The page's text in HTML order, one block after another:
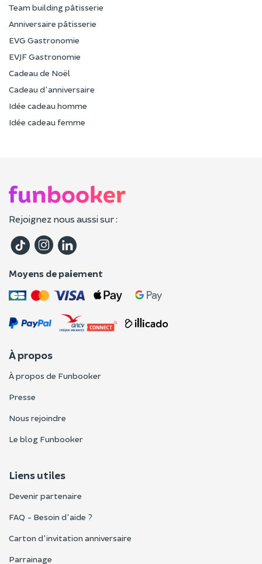
Team building pâtisserie
Anniversaire pâtisserie
EVG Gastronomie
EVJF Gastronomie
Cadeau de Noël
Cadeau d'anniversaire
Idée cadeau homme
Idée cadeau femme
Rejoignez nous aussi sur :
Moyens de paiement
À propos
À propos de Funbooker
Presse
Nous rejoindre
Le blog Funbooker
Liens utiles
Devenir partenaire
FAQ - Besoin d'aide ?
Carton d'invitation anniversaire
Parrainage